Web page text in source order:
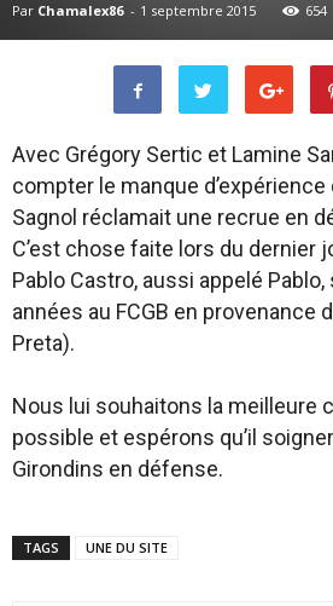
Par Chamalex86 - 1 septembre 2015 654
Avec Grégory Sertic et Lamine
compter le manque d’expérience
Sagnol réclamait une recrue en
C’est chose faite lors du dernier
Pablo Castro, aussi appelé Pablo,
années au FCGB en provenance
Preta).
Nous lui souhaitons la meilleure
possible et espérons qu’il
Girondins en défense.
TAGS UNE DU SITE